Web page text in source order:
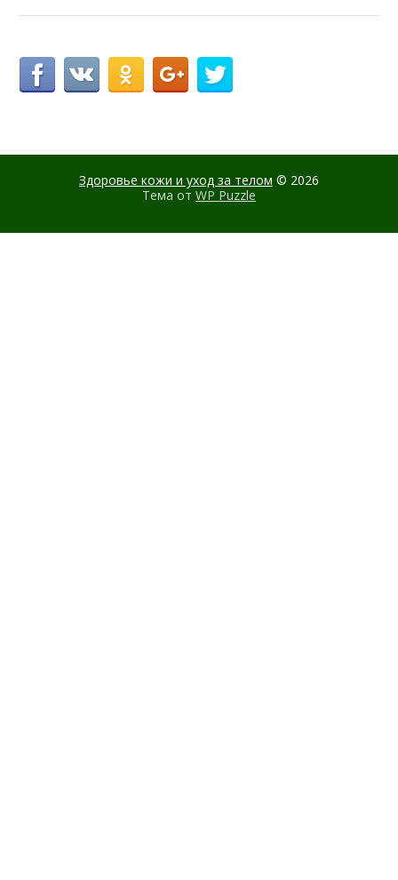
Здоровье кожи и уход за телом © 2026
Тема от WP Puzzle